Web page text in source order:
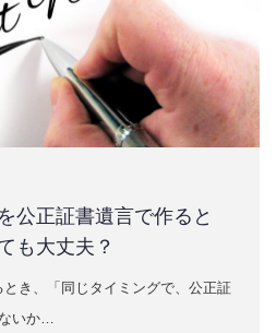
公正証書遺言で作ると
も大丈夫？
き、「同じタイミングで、公正証
いか…